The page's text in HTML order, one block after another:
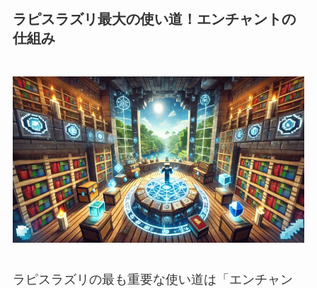
ラピスラズリ最大の使い道！エンチャントの
仕組み
ラピスラズリの最も重要な使い道は「エンチャン